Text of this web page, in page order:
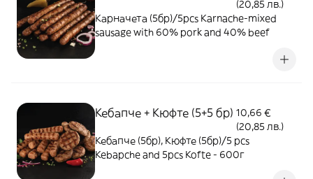
(20,85 лв.)
Карначета (5бр)/5pcs Karnache-mixed
sausage with 60% pork and 40% beef
Кебапче + Кюфте (5+5 бр) 10,66 €
(20,85 лв.)
Кебапче (5бр), Кюфте (5бр)/5 pcs
Kebapche and 5pcs Kofte - 600г